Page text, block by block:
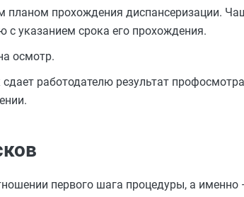
прохождения диспансеризации.
с указанием срока его прохождения.
осмотр.
работодателю результат
первого шага процедуры, а именно